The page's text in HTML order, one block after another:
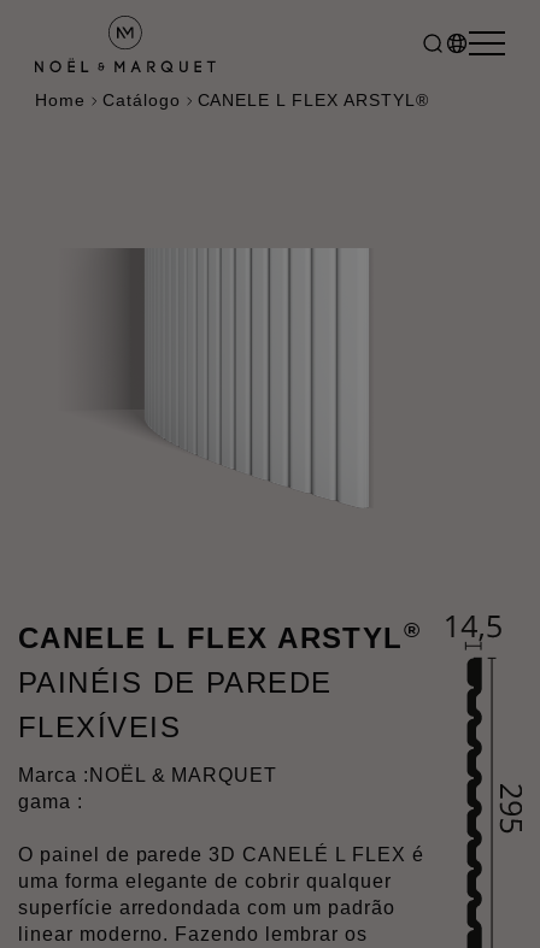
Home Catálogo CANELE L FLEX ARSTYL®
CANELE L FLEX ARSTYL®
PAINÉIS DE PAREDE
FLEXÍVEIS
Marca : NOËL & MARQUET
gama :
O painel de parede 3D CANELÉ L FLEX é
uma forma elegante de cobrir qualquer
superfície arredondada com um padrão
linear moderno. Fazendo lembrar os